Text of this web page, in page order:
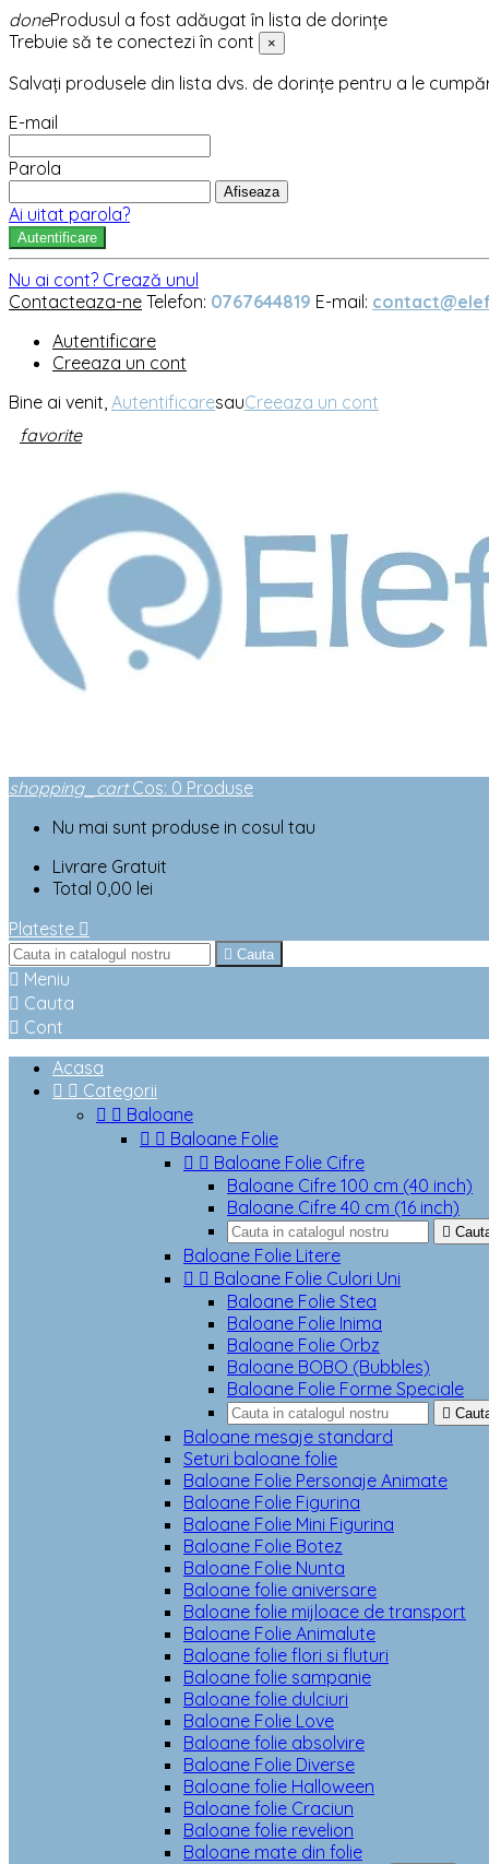
doneProdusul a fost adăugat în lista de dorințe
Trebuie să te conectezi în cont
×
Salvați produsele din lista dvs. de dorințe pentru a le
E-mail
Parola
Afiseaza
Ai uitat parola?
Autentificare
Nu ai cont? Crează unul
Contacteaza-ne Telefon: 0767644819 E-mail:
Autentificare
Creeaza un cont
Bine ai venit, AutentificaresauCreeaza un cont
favorite
shopping_cart Cos: 0 Produse
Nu mai sunt produse in cosul tau
Livrare Gratuit
Total 0,00 lei
Plateste 
 Cauta
 Meniu
 Cauta
 Cont
Acasa
  Categorii
  Baloane
  Baloane Folie
  Baloane Folie Cifre
Baloane Cifre 100 cm (40 inch)
Baloane Cifre 40 cm (16 inch)

Baloane Folie Litere
  Baloane Folie Culori Uni
Baloane Folie Stea
Baloane Folie Inima
Baloane Folie Orbz
Baloane BOBO (Bubbles)
Baloane Folie Forme Speciale

Baloane mesaje standard
Seturi baloane folie
Baloane Folie Personaje Animate
Baloane Folie Figurina
Baloane Folie Mini Figurina
Baloane Folie Botez
Baloane Folie Nunta
Baloane folie aniversare
Baloane folie mijloace de transport
Baloane Folie Animalute
Baloane folie flori si fluturi
Baloane folie sampanie
Baloane folie dulciuri
Baloane Folie Love
Baloane folie absolvire
Baloane Folie Diverse
Baloane folie Halloween
Baloane folie Craciun
Baloane folie revelion
Baloane mate din folie